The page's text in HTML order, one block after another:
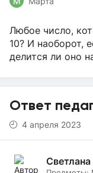
Любое число,
10? И наоборот,
делится ли оно
Ответ
4 апреля 2023